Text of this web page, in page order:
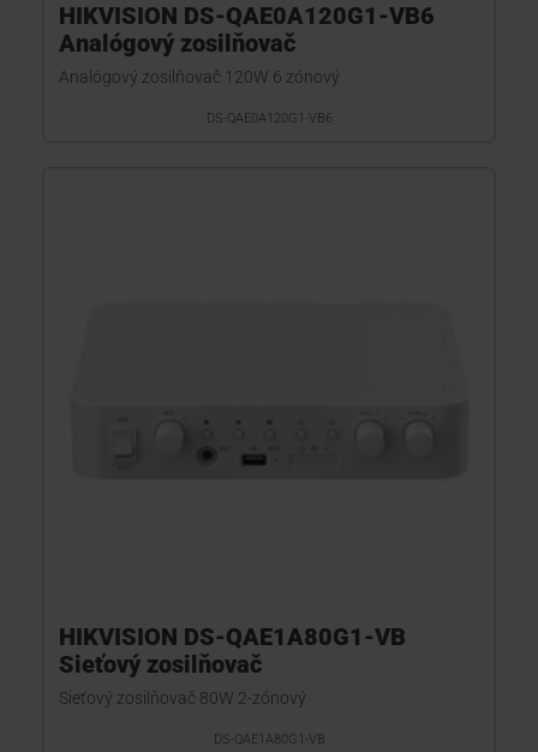
HIKVISION DS-QAE0A120G1-VB6
Analógový zosilňovač
Analógový zosilňovač 120W 6 zónový
DS-QAE0A120G1-VB6
HIKVISION DS-QAE1A80G1-VB
Sieťový zosilňovač
Sieťový zosilňovač 80W 2-zónový
DS-QAE1A80G1-VB